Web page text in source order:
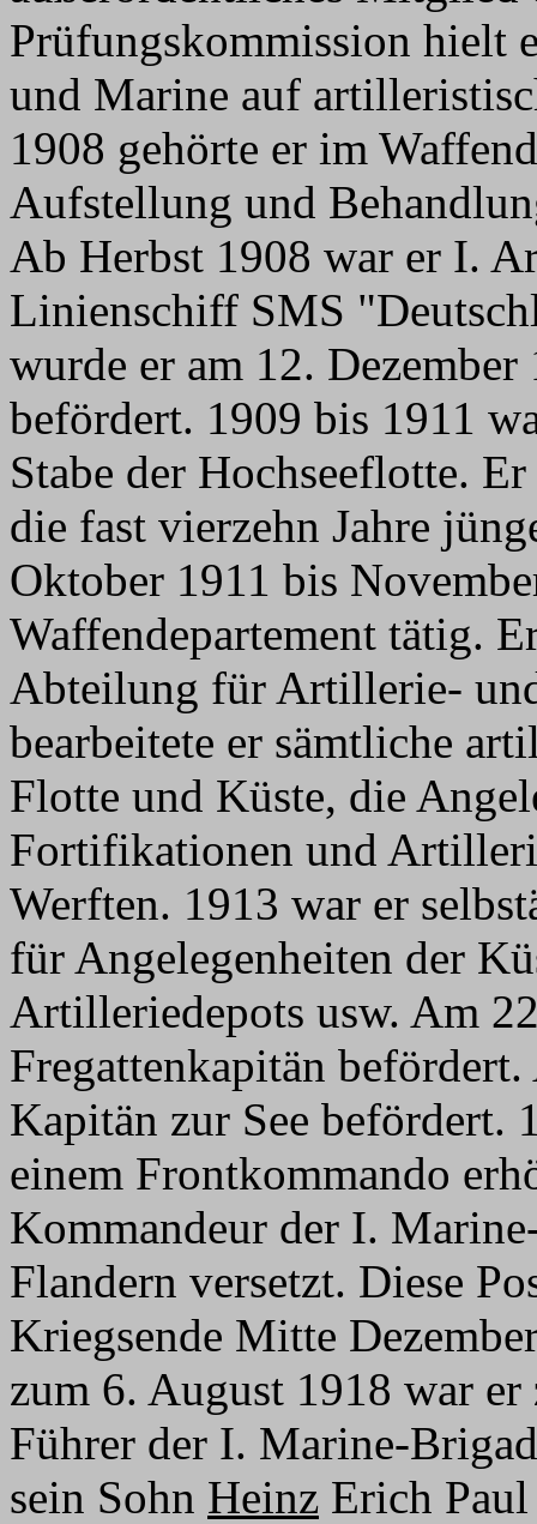
Prüfungskommission hielt
und Marine auf
1908 gehörte er im
Aufstellung und
Ab Herbst 1908 war er I.
Linienschiff SMS
wurde er am 12.
befördert. 1909 bis 1911
Stabe der Hochseeflotte.
die fast vierzehn Jahre
Oktober 1911 bis
Waffendepartement tätig.
Abteilung für Artillerie-
bearbeitete er sämtliche
Flotte und Küste, die
Fortifikationen und
Werften. 1913 war er
für Angelegenheiten der
Artilleriedepots usw. Am
Fregattenkapitän
Kapitän zur See befördert.
einem Frontkommando
Kommandeur der I.
Flandern versetzt. Diese
Kriegsende Mitte
zum 6. August 1918 war
Führer der I. Marine-
sein Sohn Heinz Erich